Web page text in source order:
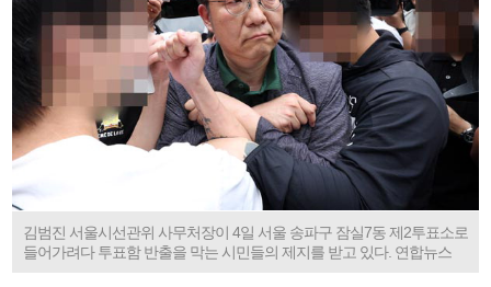
김범진 서울시선관위 사무처장이 4일 서울 송파구 잠실7동 제2투표소로
들어가려다 투표함 반출을 막는 시민들의 제지를 받고 있다. 연합뉴스